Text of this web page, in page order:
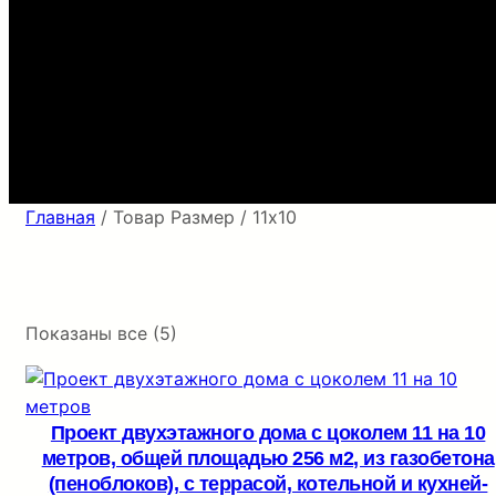
Главная / Товар Размер / 11х10
Показаны все (5)
Проект двухэтажного дома с цоколем 11 на 10
метров, общей площадью 256 м2, из газобетона
(пеноблоков), c террасой, котельной и кухней-